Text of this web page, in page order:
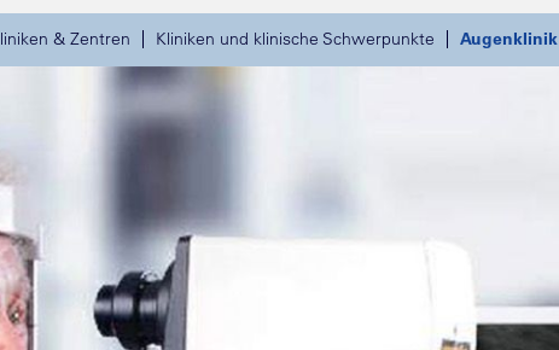
& Zentren Kliniken und klinische Schwerpunkte Augenklinik